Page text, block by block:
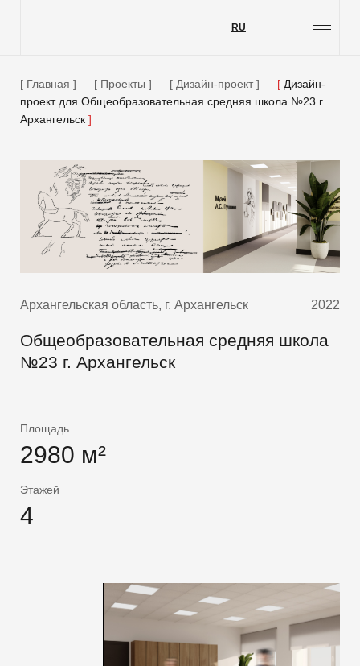
RU
Главная — Проекты — Дизайн-проект —
Дизайн-
проект для Общеобразовательная средняя школа №23 г.
Архангельск
Архангельская область, г. Архангельск 2022
Общеобразовательная средняя школа
№23 г. Архангельск
Площадь
2980 м²
Этажей
4
Услуги
О компании
Контакты
Вакансии
Меценатство
Подпишитесь на нашу рассылку